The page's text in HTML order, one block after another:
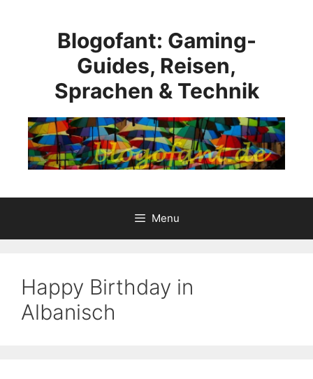
Blogofant: Gaming-
Guides, Reisen,
Sprachen & Technik
Menu
Happy Birthday in
Albanisch